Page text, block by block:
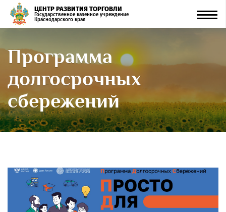
ЦЕНТР РАЗВИТИЯ ТОРГОВЛИ
Государственное казенное учреждение
Краснодарского края
Программа
долгосрочных
сбережений